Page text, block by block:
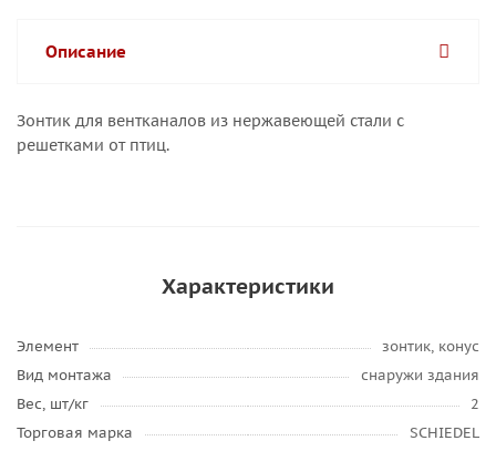
Описание
Зонтик для вентканалов из нержавеющей стали с
решетками от птиц.
Характеристики
Элемент
зонтик, конус
Вид монтажа
снаружи здания
Вес, шт/кг
2
Торговая марка
SCHIEDEL